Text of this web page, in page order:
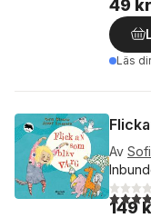
49 kr
Läs
Av
5,0
149